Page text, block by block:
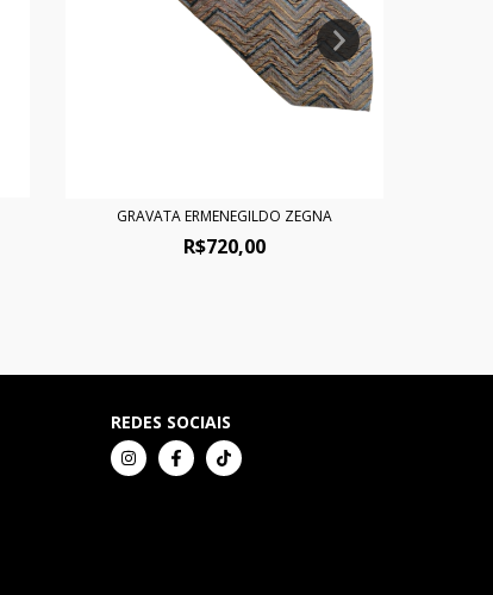
GRAVATA ERMENEGILDO ZEGNA
R$720,00
REDES SOCIAIS